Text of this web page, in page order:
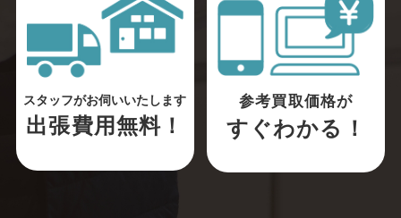
スタッフがお伺いいたします
出張費用無料！
参考買取価格が
すぐわかる！